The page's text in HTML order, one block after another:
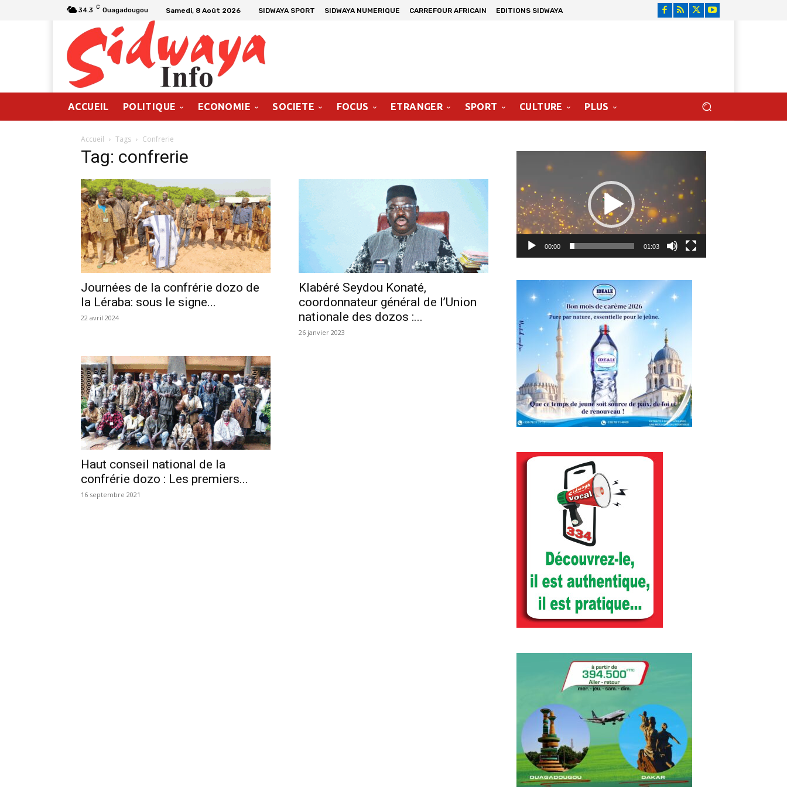
34.3 C Ouagadougou Samedi, 8 Août 2026 SIDWAYA SPORT SIDWAYA NUMERIQUE CARREFOUR AFRICAIN EDITIONS SIDWAYA
ACCUEIL POLITIQUE ECONOMIE SOCIETE FOCUS ETRANGER SPORT CULTURE PLUS
Accueil Tags Confrerie
Tag: confrerie
Journées de la confrérie dozo de
la Léraba: sous le signe...
22 avril 2024
Klabéré Seydou Konaté,
coordonnateur général de l’Union
nationale des dozos :...
26 janvier 2023
Haut conseil national de la
confrérie dozo : Les premiers...
16 septembre 2021
00:00 01:03